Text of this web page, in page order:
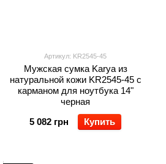
Артикул: KR2545-45
Мужская сумка Karya из
натуральной кожи KR2545-45 с
карманом для ноутбука 14"
черная
5 082 грн
Купить